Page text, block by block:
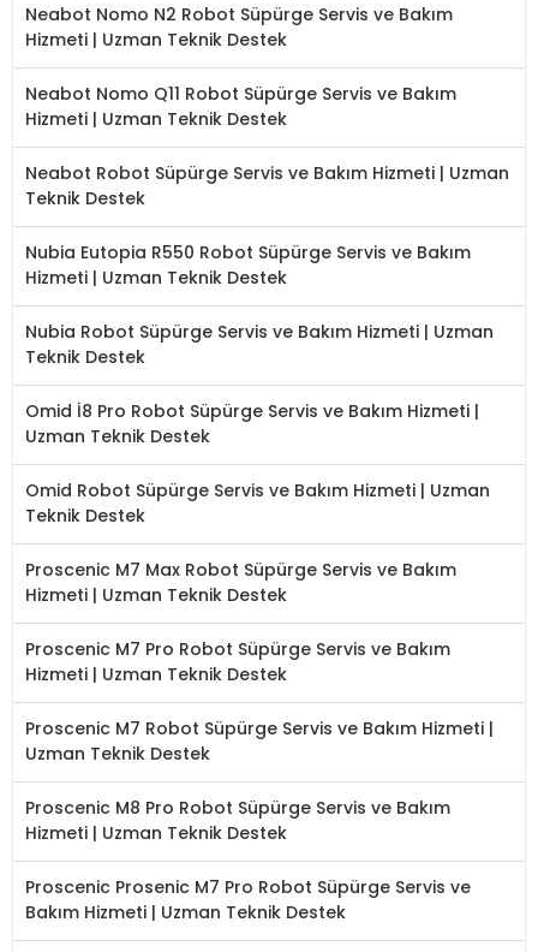
Neabot Nomo N2 Robot Süpürge Servis ve Bakım
Hizmeti | Uzman Teknik Destek
Neabot Nomo Q11 Robot Süpürge Servis ve Bakım
Hizmeti | Uzman Teknik Destek
Neabot Robot Süpürge Servis ve Bakım Hizmeti | Uzman
Teknik Destek
Nubia Eutopia R550 Robot Süpürge Servis ve Bakım
Hizmeti | Uzman Teknik Destek
Nubia Robot Süpürge Servis ve Bakım Hizmeti | Uzman
Teknik Destek
Omid İ8 Pro Robot Süpürge Servis ve Bakım Hizmeti |
Uzman Teknik Destek
Omid Robot Süpürge Servis ve Bakım Hizmeti | Uzman
Teknik Destek
Proscenic M7 Max Robot Süpürge Servis ve Bakım
Hizmeti | Uzman Teknik Destek
Proscenic M7 Pro Robot Süpürge Servis ve Bakım
Hizmeti | Uzman Teknik Destek
Proscenic M7 Robot Süpürge Servis ve Bakım Hizmeti |
Uzman Teknik Destek
Proscenic M8 Pro Robot Süpürge Servis ve Bakım
Hizmeti | Uzman Teknik Destek
Proscenic Prosenic M7 Pro Robot Süpürge Servis ve
Bakım Hizmeti | Uzman Teknik Destek